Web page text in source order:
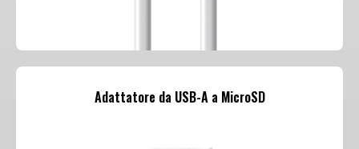
Adattatore da USB-A a MicroSD